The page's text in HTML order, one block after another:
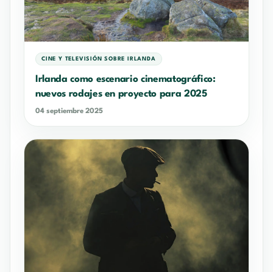
CINE Y TELEVISIÓN SOBRE IRLANDA
Irlanda como escenario cinematográfico:
nuevos rodajes en proyecto para 2025
04 septiembre 2025